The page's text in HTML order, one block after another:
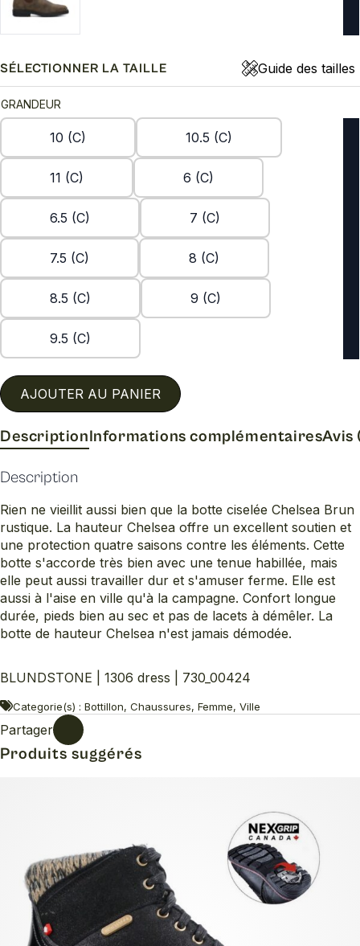
SÉLECTIONNER LA TAILLE Guide des tailles
GRANDEUR
10 (C) 10.5 (C)
11 (C) 6 (C)
6.5 (C) 7 (C)
7.5 (C) 8 (C)
8.5 (C) 9 (C)
9.5 (C)
AJOUTER AU PANIER
DescriptionInformations complémentairesAvis
Description
Rien ne vieillit aussi bien que la botte ciselée Chelsea Brun
rustique. La hauteur Chelsea offre un excellent soutien et
une protection quatre saisons contre les éléments. Cette
botte s'accorde très bien avec une tenue habillée, mais
elle peut aussi travailler dur et s'amuser ferme. Elle est
aussi à l'aise en ville qu'à la campagne. Confort longue
durée, pieds bien au sec et pas de lacets à démêler. La
botte de hauteur Chelsea n'est jamais démodée.
BLUNDSTONE | 1306 dress | 730_00424
Categorie(s) : Bottillon, Chaussures, Femme, Ville
Partager
Produits suggérés